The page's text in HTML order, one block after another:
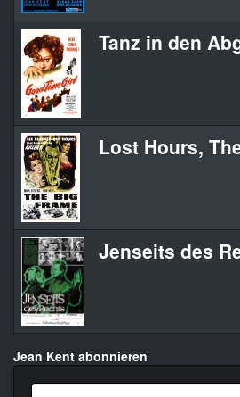
Tanz in den
Lost Hours,
Jenseits des
Jean Kent abonnieren